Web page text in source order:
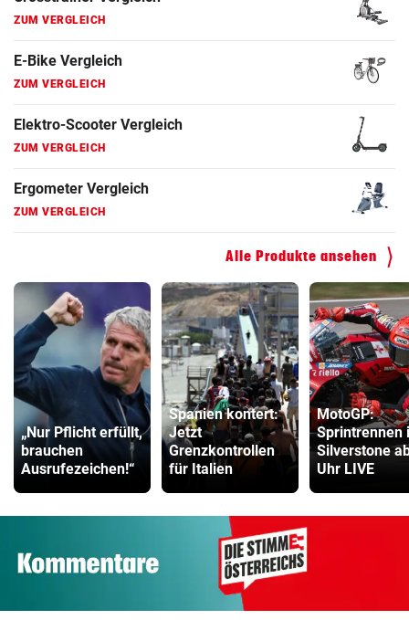
Fahrrad Test
Fahrradanhänger Vergleich
Faszienrolle Vergleich
Kinderfahrrad Vergleich
ZUM VERGLEICH
Alle Produkte ansehen
„Nur Pflicht erfüllt,
brauchen
Ausrufezeichen!“
Spanien kontert:
Jetzt
Grenzkontrollen
für Italien
MotoGP:
Sprintrennen
Silverstone
Uhr LIVE